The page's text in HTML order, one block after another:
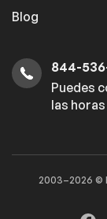
Blog
844-
Puedes
las horas
2003–2026 ©